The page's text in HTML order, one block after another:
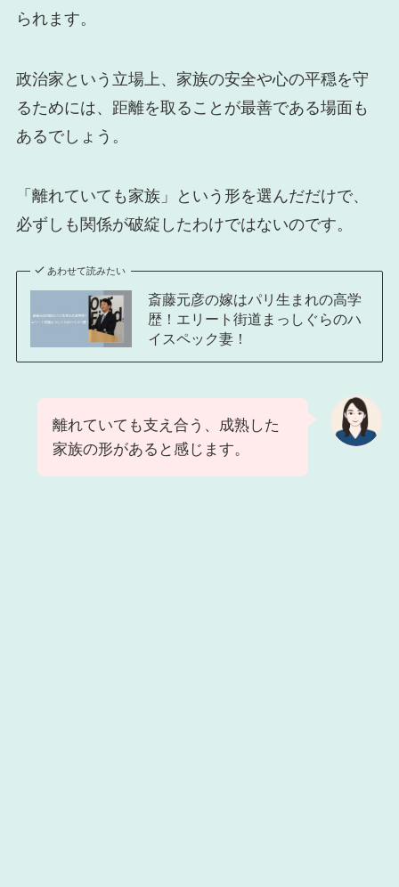
られます。
政治家という立場上、家族の安全や心の平穏を守
るためには、距離を取ることが最善である場面も
あるでしょう。
「離れていても家族」という形を選んだだけで、
必ずしも関係が破綻したわけではないのです。
あわせて読みたい
斎藤元彦の嫁はパリ生まれの高学
歴！エリート街道まっしぐらのハ
イスペック妻！
離れていても支え合う、成熟した
家族の形があると感じます。